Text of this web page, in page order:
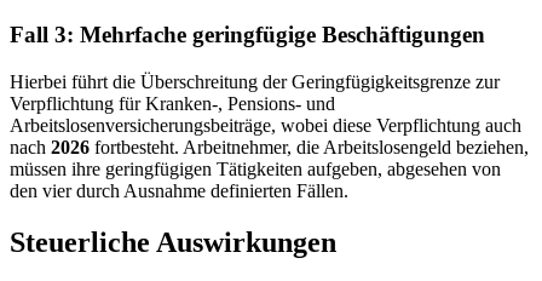
Fall 3: Mehrfache geringfügige Beschäftigungen
Hierbei führt die Überschreitung der Geringfügigkeitsgrenze zur
Verpflichtung für Kranken-, Pensions- und
Arbeitslosenversicherungsbeiträge, wobei diese Verpflichtung auch
nach 2026 fortbesteht. Arbeitnehmer, die Arbeitslosengeld beziehen,
müssen ihre geringfügigen Tätigkeiten aufgeben, abgesehen von
den vier durch Ausnahme definierten Fällen.
Steuerliche Auswirkungen